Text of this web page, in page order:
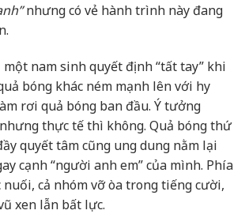
nhưng có vẻ hành trình này đang
nam sinh quyết định “tất tay” khi
bóng khác ném mạnh lên với hy
rơi quả bóng ban đầu. Ý tưởng
thực tế thì không. Quả bóng thứ
quyết tâm cũng ung dung nằm lại
cạnh “người anh em” của mình. Phía
cả nhóm vỡ òa trong tiếng cười,
xen lẫn bất lực.